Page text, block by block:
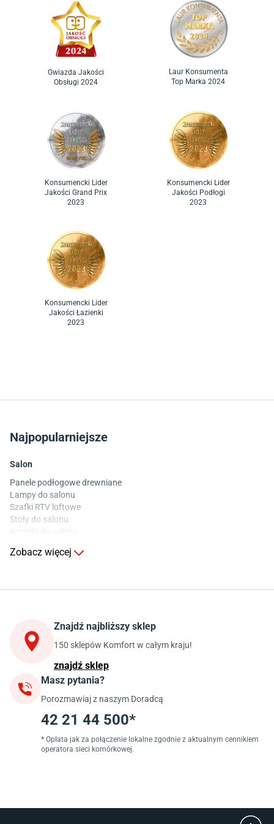
Gwiazda Jakości
Obsługi 2024
Laur Konsumenta
Top Marka 2024
Konsumencki Lider
Jakości Grand Prix
2023
Konsumencki Lider
Jakości Podłogi
2023
Konsumencki Lider
Jakości Łazienki
2023
Najpopularniejsze
Salon
Panele podłogowe drewniane
Lampy do salonu
Szafki RTV loftowe
Stoły do salonu
Stoły do kuchni
Szafki kuchenne wiszące (górne)
Szafki pod zlewozmywak
Blaty kuchenne laminowane
Jadalnia
Stoły do jadalni
Krzesła do jadalni
Dywany szare
Lampy w stylu loftowym
Lampy wiszące do jadalni
Zobacz więcej
Znajdź najbliższy sklep
150 sklepów Komfort w całym kraju!
znajdź sklep
Masz pytania?
Porozmawiaj z naszym Doradcą
42 21 44 500*
* Opłata jak za połączenie lokalne zgodnie z aktualnym cennikiem
operatora sieci komórkowej.